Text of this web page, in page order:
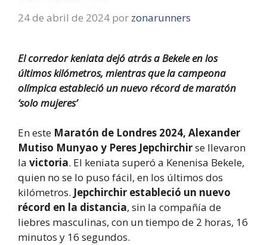
24 de abril de 2024 por zonarunners
El corredor keniata dejó atrás a Bekele en los
últimos kilómetros, mientras que la campeona
olímpica estableció un nuevo récord de maratón
‘solo mujeres’
En este Maratón de Londres 2024, Alexander
Mutiso Munyao y Peres Jepchirchirse llevaron
la victoria. El keniata superó a Kenenisa Bekele,
quien no se lo puso fácil, en los últimos dos
kilómetros. Jepchirchir estableció un nuevo
récord en la distancia, sin la compañía de
liebres masculinas, con un tiempo de 2 horas, 16
minutos y 16 segundos.